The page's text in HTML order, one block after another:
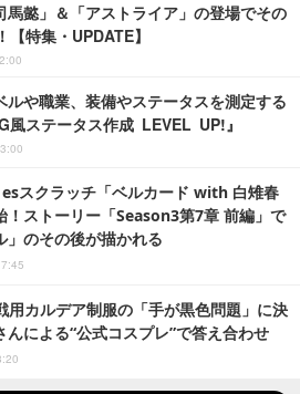
懿」＆「アストライア」の登場でその
【特集・UPDATE】
ルや職業、装備やステータスを測定する
風ステータス作成 LEVEL UP!』
esスクラッチ「ベルカード with 白雉春
！ストーリー「Season3第7章 前編」で
」のその後が描かれる
用カルデア制服の「手が黒色問題」に決
による“公式コスプレ”で答え合わせ